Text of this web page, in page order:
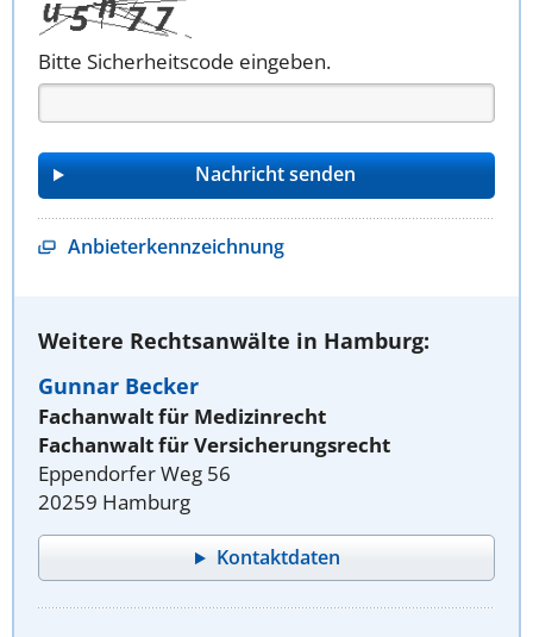
Bitte Sicherheitscode eingeben.
Anbieterkennzeichnung
Weitere Rechtsanwälte in Hamburg:
Gunnar Becker
Fachanwalt für Medizinrecht
Fachanwalt für Versicherungsrecht
Eppendorfer Weg 56
20259 Hamburg
Kontaktdaten